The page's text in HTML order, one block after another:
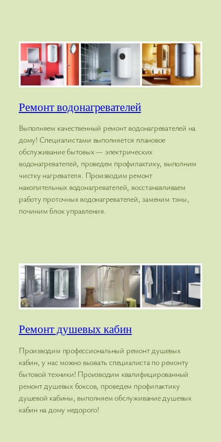
Ремонт водонагревателей
Выполняем качественный ремонт водонагревателей на
дому! Специалистами выполняется плановое
обслуживание бытовых — электрических
водонагревателей, проведем профилактику, выполним
чистку нагревателя. Производим ремонт
накопительных водонагревателей, восстанавливаем
работу проточных водонагревателей, заменим тэны,
починим блок управления.
Ремонт душевых кабин
Производим профессиональный ремонт душевых
кабин, у нас можно вызвать специалиста по ремонту
бытовой техники! Производим квалифицированный
ремонт душевых боксов, проведем профилактику
душевой кабины, выполняем обслуживание душевых
кабин на дому недорого!